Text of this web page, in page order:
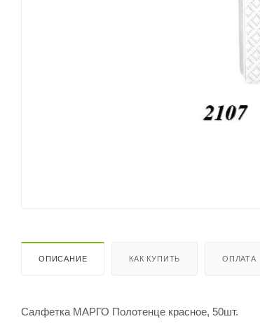
ОПИСАНИЕ КАК КУПИТЬ ОПЛАТА
Салфетка МАРГО Полотенце красное, 50шт.